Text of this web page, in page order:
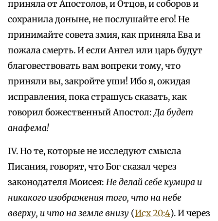
приняла от Апостолов, и Отцов, и соборов и
сохранила доныне, не послушайте его! Не
принимайте совета змия, как приняла Ева и
пожала смерть. И если Ангел или царь будут
благовествовать вам вопреки тому, что
приняли вы, закройте уши! Ибо я, ожидая
исправления, пока страшусь сказать, как
говорил божественный Апостол:Да будет
анафема!
IV. Но те, которые не исследуют смысла
Писания, говорят, что Бог сказал через
законодателя Моисея: Не делай себе кумира и
никакого изображения того, что на небе
вверху, и что на земле внизу (Исх 20:4). И через